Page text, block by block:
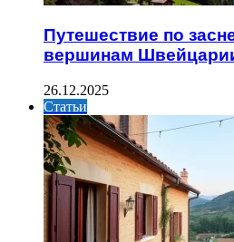
Путешествие по
вершинам
26.12.2025
Статьи